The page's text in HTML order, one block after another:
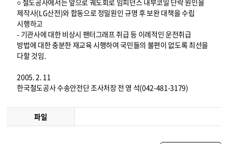
○ 철도공사에서는 앞으로 궤도회로 임피던스 내부코일 단락 원인을
제작사(LG산전)와 합동으로 정밀원인 규명 후 보완 대책을 수립
시행하고
- 기관사에 대한 비상시 팬터그래프 취급 등 이례적인 운전취급
방법에 대한 충분한 재교육 시행하여 국민들의 불편이 없도록 최선을
다할 것임.
2005. 2. 11
한국철도공사 수송안전단 조사처장 전 영 석(042-481-3179)
파일